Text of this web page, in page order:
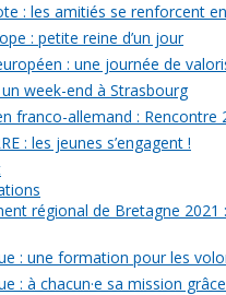
: les amitiés se renforcent
: petite reine d’un jour
: une journée de
week-end à Strasbourg
franco-allemand : Rencontre
: les jeunes s’engagent !
régional de Bretagne 2021
: une formation pour les
: à chacun·e sa mission